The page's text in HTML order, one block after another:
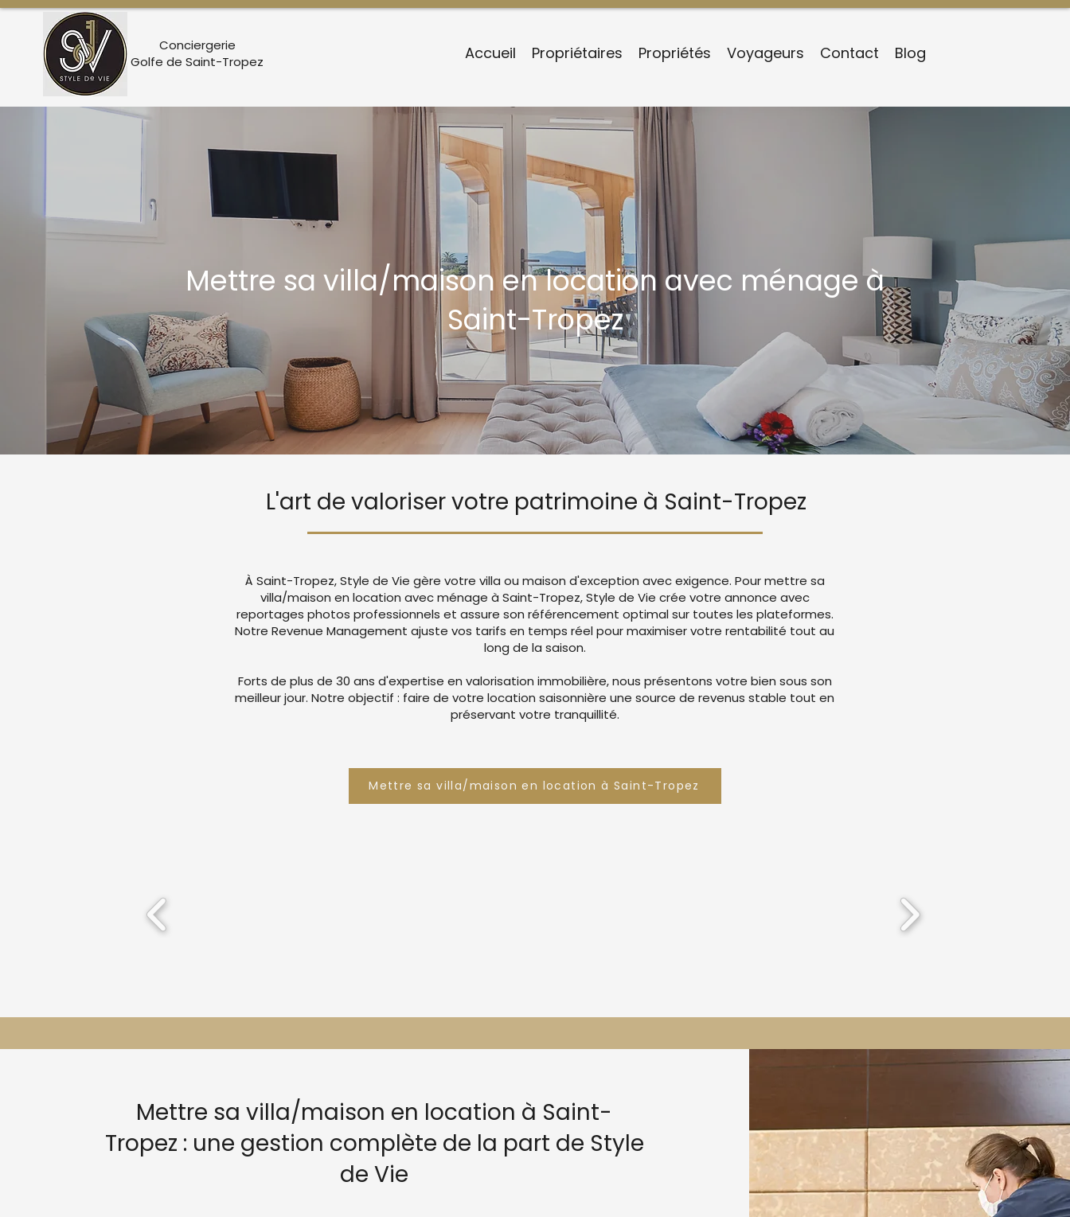
Conciergerie
Golfe de Saint-Tropez
Accueil Propriétaires Propriétés Voyageurs Contact Blog
Mettre sa villa/maison en location avec ménage à
Saint-Tropez
L'art de valoriser votre patrimoine à Saint-Tropez
À Saint-Tropez, Style de Vie gère votre villa ou maison d'exception avec exigence. Pour mettre sa
villa/maison en location avec ménage à Saint-Tropez, Style de Vie crée votre annonce avec
reportages photos professionnels et assure son référencement optimal sur toutes les plateformes.
Notre Revenue Management ajuste vos tarifs en temps réel pour maximiser votre rentabilité tout au
long de la saison.
Forts de plus de 30 ans d'expertise en valorisation immobilière, nous présentons votre bien sous son
meilleur jour. Notre objectif : faire de votre location saisonnière une source de revenus stable tout en
préservant votre tranquillité.
Mettre sa villa/maison en location à Saint-Tropez
Mettre sa villa/maison en location à Saint-
Tropez : une gestion complète de la part de Style
de Vie